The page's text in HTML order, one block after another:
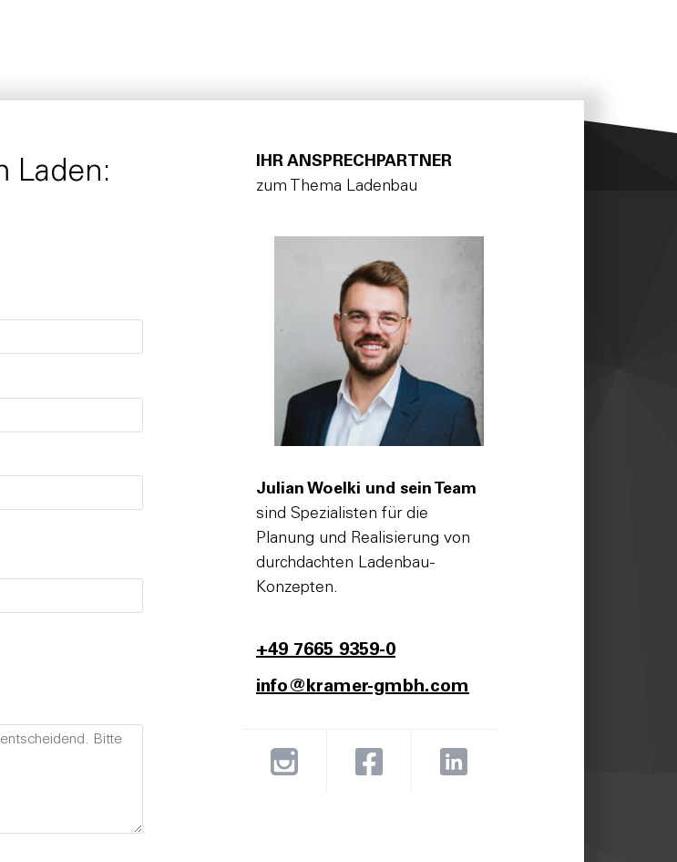
Laden:
IHR ANSPRECHPARTNER
zum Thema Ladenbau
Julian Woelki und sein Team
sind Spezialisten für die
Planung und Realisierung von
durchdachten Ladenbau-
Konzepten.
+49 7665 9359-0
info@kramer-gmbh.com